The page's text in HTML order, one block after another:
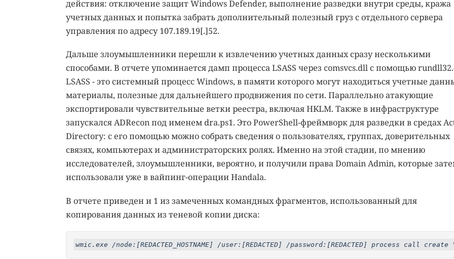
действия: отключение защит Windows Defender, выполнение разведки внутри среды, кража
учетных данных и попытка забрать дополнительный полезный груз с отдельного сервера
управления по адресу 107.189.19[.]52.
Дальше злоумышленники перешли к извлечению учетных данных сразу несколькими
способами. В отчете упоминается дамп процесса LSASS через comsvcs.dll с помощью
LSASS - это системный процесс Windows, в памяти которого могут находиться учетные
материалы, полезные для дальнейшего продвижения по сети. Параллельно атакующие
экспортировали чувствительные ветки реестра, включая HKLM. Также в инфраструктуре
запускался ADRecon под именем dra.ps1. Это PowerShell-фреймворк для разведки в средах
Directory: с его помощью можно собрать сведения о пользователях, группах, доверительных
связях, компьютерах и администраторских ролях. Именно на этой стадии, по мнению
исследователей, злоумышленники, вероятно, и получили права Domain Admin, которые
использовали уже в вайпинг-операции Handala.
В отчете приведен и 1 из замеченных командных фрагментов, использованный для
копирования данных из теневой копии диска:
wmic.exe /node:[REDACTED_HOSTNAME] /user:[REDACTED] /password:[REDACTED] process call